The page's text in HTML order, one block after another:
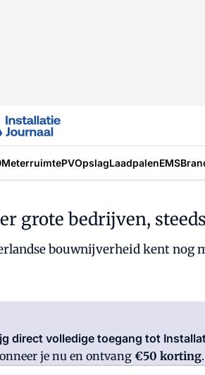
MeterruimtePVOpslagLaadpalenEMS
grote bedrijven,
bouwnijverheid kent nog
direct volledige toegang tot
je nu en ontvang €50 korting.